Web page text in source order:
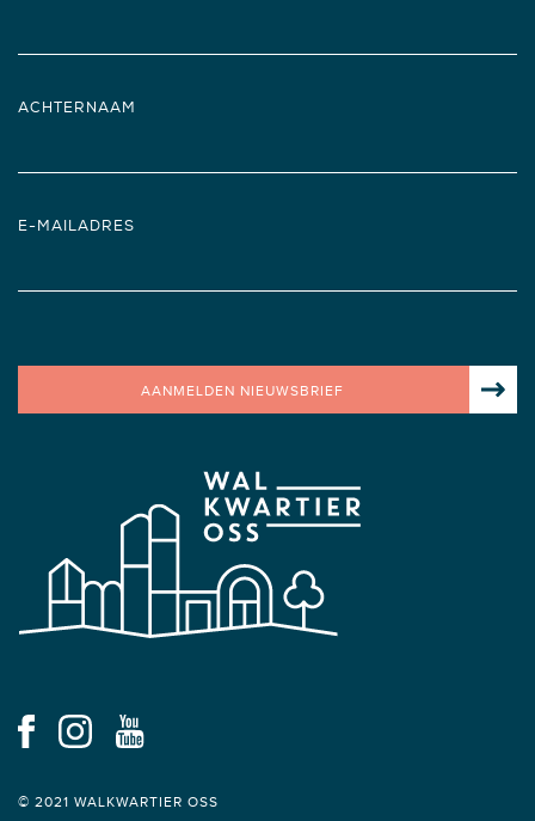
ACHTERNAAM
E-MAILADRES
AANMELDEN NIEUWSBRIEF
© 2021 WALKWARTIER OSS